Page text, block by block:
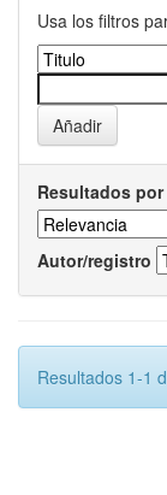
Usa los filtros
Resultados
Autor/registro
Resultados 1-1